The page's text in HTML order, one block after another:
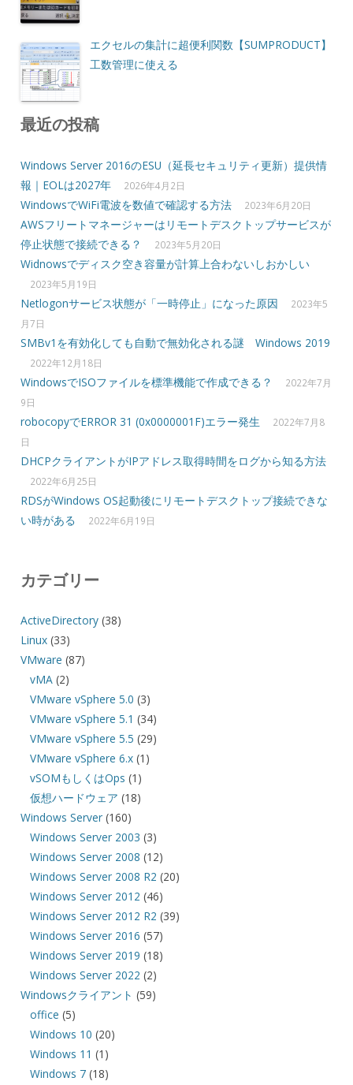
エクセルの集計に超便利関数【SUMPRODUCT】
工数管理に使える
最近の投稿
Windows Server 2016のESU（延長セキュリティ更新）提供情
報｜EOLは2027年
2026年4月2日
WindowsでWiFi電波を数値で確認する方法 2023年6月20日
AWSフリートマネージャーはリモートデスクトップサービスが
停止状態で接続できる？
2023年5月20日
Widnowsでディスク空き容量が計算上合わないしおかしい
2023年5月19日
Netlogonサービス状態が「一時停止」になった原因
2023年5
月7日
SMBv1を有効化しても自動で無効化される謎 Windows 2019
2022年12月18日
WindowsでISOファイルを標準機能で作成できる？
2022年7月
9日
robocopyでERROR 31 (0x0000001F)エラー発生
2022年7月8
日
DHCPクライアントがIPアドレス取得時間をログから知る方法
2022年6月25日
RDSがWindows OS起動後にリモートデスクトップ接続できな
い時がある
2022年6月19日
カテゴリー
ActiveDirectory(38)
Linux(33)
VMware (87)
vMA (2)
VMware vSphere 5.0 (3)
VMware vSphere 5.1 (34)
VMware vSphere 5.5 (29)
VMware vSphere 6.x (1)
vSOMもしくはOps (1)
仮想ハードウェア (18)
Windows Server(160)
Windows Server 2003 (3)
Windows Server 2008 (12)
Windows Server 2008 R2 (20)
Windows Server 2012 (46)
Windows Server 2012 R2 (39)
Windows Server 2016 (57)
Windows Server 2019 (18)
Windows Server 2022 (2)
Windowsクライアント (59)
office (5)
Windows 10 (20)
Windows 11 (1)
Windows 7 (18)